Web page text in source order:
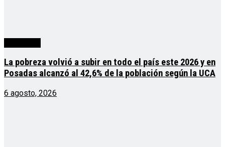
La pobreza volvió a subir en todo el país este 2026 y en
Posadas alcanzó al 42,6% de la población según la UCA
6 agosto, 2026